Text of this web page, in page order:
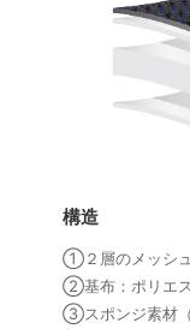
構造
①２層のメッシ
②基布：ポリエ
③スポンジ素材（